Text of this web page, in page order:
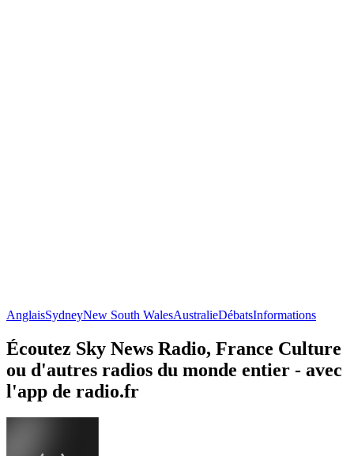
AnglaisSydneyNew South WalesAustralieDébatsInformations
Écoutez Sky News Radio, France Culture
ou d'autres radios du monde entier - avec
l'app de radio.fr